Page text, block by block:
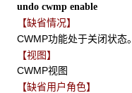
undo cwmp enable
【缺省情况】
CWMP功能处于关闭状态。
【视图】
CWMP视图
【缺省用户角色】